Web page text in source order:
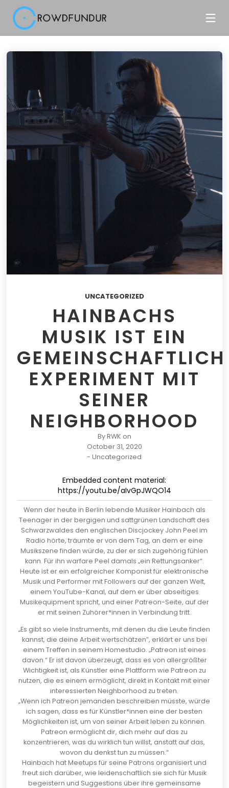
UNCATEGORIZED
HAINBACHS
MUSIK IST EIN
EXPERIMENT MIT
SEINER
NEIGHBORHOOD
ByRWK on
October 31, 2020
-Uncategorized
Embedded content material:
https://youtu.be/aIvGpJWQO14
Wenn der heute in Berlin lebende MusikerHainbach als
Teenager in der bergigen und sattgrünen Landschaft des
Schwarzwaldes den englischen Discjockey John Peel im
Radio hörte, träumte er von dem Tag, an dem er eine
Musikszene finden würde, zu der er sich zugehörig fühlen
kann. Für ihn warfare Peel damals „ein Rettungsanker“.
Heute ist er ein erfolgreicher Komponist für elektronische
Musik und Performer mit Followers auf der ganzen Welt,
einem YouTube-Kanal, auf dem er über abseitiges
Musikequipment spricht, und einer Patreon-Seite, auf der
er mit seinen Zuhörer*innen in Verbindung tritt.
„Es gibt so viele Instruments, mit denen du die Leute finden
kannst, die deine Arbeit wertschätzen”, erklärt er uns bei
einem Treffen in seinem Homestudio. „Patreon ist eines
davon.“ Er ist davon überzeugt, dass es von allergrößter
Wichtigkeit ist, als Künstler eine Plattform wie Patreon zu
nutzen, die es einem ermöglicht, direkt in Kontakt mit einer
interessierten Neighborhood zu treten.
„Wenn ich Patreon jemanden beschreiben müsste, würde
ich sagen, dass es für Künstler*innen eine der besten
Möglichkeiten ist, um von seiner Arbeit leben zu können.
Patreon ermöglicht dir, dich mehr auf das zu
konzentrieren, was du wirklich tun willst, anstatt auf das,
wovon du denkst tun zu müssen.“
Hainbach hatMeetups für seine Patrons organisiert und
freut sich darüber, wie leidenschaftlich sie sich für Musik
begeistern und Suggestions über ihre gemeinsame